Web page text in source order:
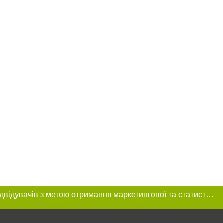
Цей сайт використовує «cookies». Також веб-сайт використовує інтернет-сервіс для збору технічних даних стосовно відвідувачів з метою отримання маркетингової та статистичної інформації. Умови обробки даних відвідувачів сайту див.